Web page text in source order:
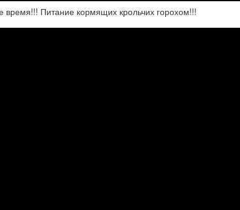
Питание кормящих крольчих горохом!!!